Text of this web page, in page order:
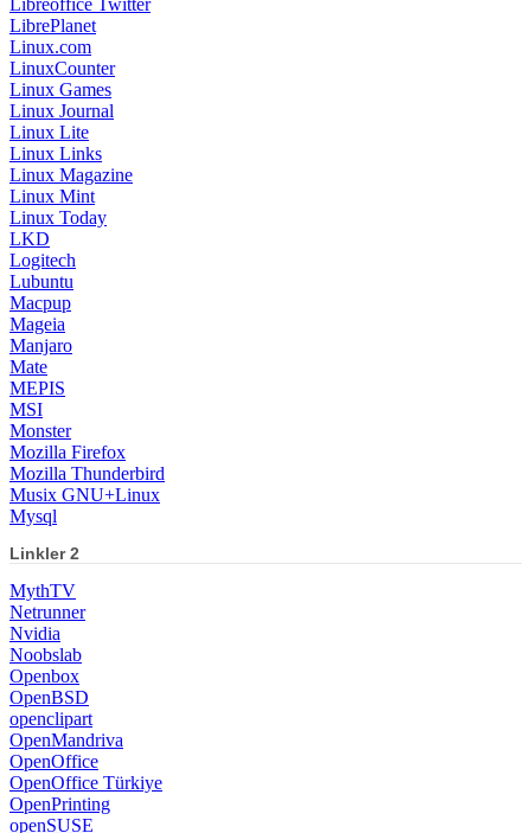
LibrePlanet
Linux.com
LinuxCounter
Linux Games
Linux Journal
Linux Lite
Linux Links
Linux Magazine
Linux Mint
Linux Today
LKD
Logitech
Lubuntu
Macpup
Mageia
Manjaro
Mate
MEPIS
MSI
Monster
Mozilla Firefox
Mozilla Thunderbird
Musix GNU+Linux
Mysql
Linkler 2
MythTV
Netrunner
Nvidia
Noobslab
Openbox
OpenBSD
openclipart
OpenMandriva
OpenOffice
OpenOffice Türkiye
OpenPrinting
openSUSE